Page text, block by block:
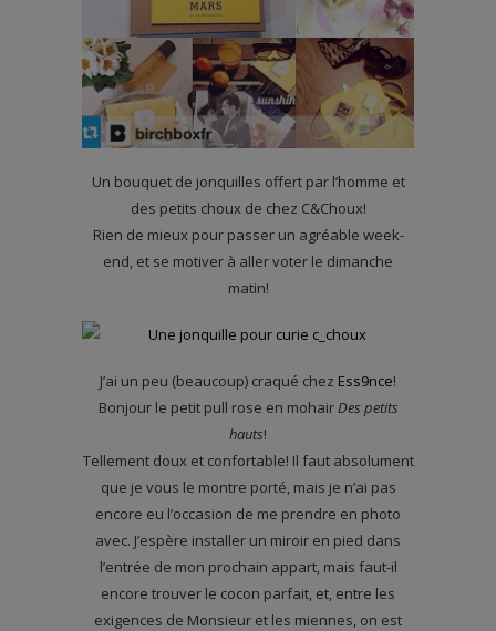
Un bouquet de jonquilles offert par l’homme et
des petits choux de chez C&Choux!
Rien de mieux pour passer un agréable week-
end, et se motiver à aller voter le dimanche
matin!
J’ai un peu (beaucoup) craqué chez Ess9nce!
Bonjour le petit pull rose en mohairDes petits
hauts!
Tellement doux et confortable! Il faut absolument
que je vous le montre porté, mais je n’ai pas
encore eu l’occasion de me prendre en photo
avec. J’espère installer un miroir en pied dans
l’entrée de mon prochain appart, mais faut-il
encore trouver le cocon parfait, et, entre les
exigences de Monsieur et les miennes, on est